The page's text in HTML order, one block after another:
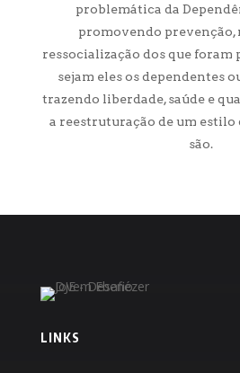
problemática da
promovendo prevenção,
ressocialização dos que foram
sejam eles os dependentes
trazendo liberdade, saúde e
a reestruturação de um estilo
são.
LINKS